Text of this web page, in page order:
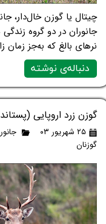
چیتال یا گوزن خال‌دار،
جانوران در دو گروه
نرهای بالغ که به‌جز زمان
دنباله‌ی نوشته
گوزن زرد اروپایی
۲۵ شهریور ۰۳
گوزنان